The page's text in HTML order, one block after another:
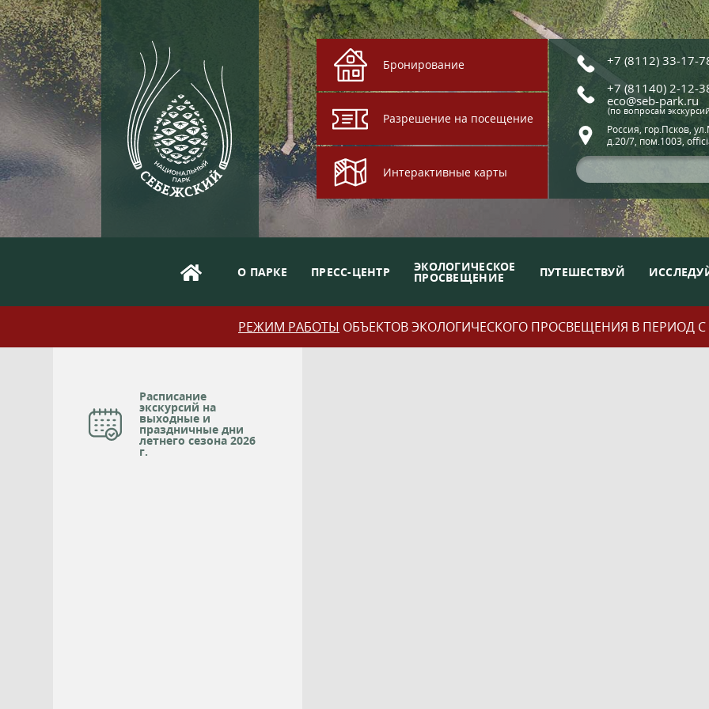
Бронирование
Разрешение на посещение
Интерактивные карты
+7 (8112) 33-17-
+7 (81140) 2-12-
eco@seb-park.ru
(по вопросам
Россия, гор.Псков,
д.20/7, пом.1003,
О ПАРКЕ ПРЕСС-ЦЕНТР ЭКОЛОГИЧЕСКОЕ
ПРОСВЕЩЕНИЕ ПУТЕШЕСТВУЙ
РЕЖИМ РАБОТЫ ОБЪЕКТОВ ЭКОЛОГИЧЕСКОГО ПРОСВЕЩЕНИЯ В ПЕРИОД С
Расписание
экскурсий на
выходные и
праздничные дни
летнего сезона 2026
г.